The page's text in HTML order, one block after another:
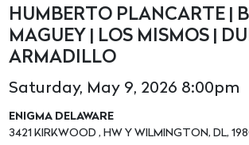
HUMBERTO PLANCARTE |
MAGUEY | LOS MISMOS |
ARMADILLO
Saturday, May 9, 2026 8:00pm
ENIGMA DELAWARE
3421 KIRKWOOD , HW Y WILMINGTON, DL,